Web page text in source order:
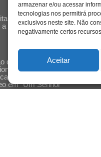
armazenar e/ou acessar
tecnologias nos permitirá
exclusivos neste site. Não
negativamente certos
Aceitar
a presença
a desconexão e o
do trabalho e o
uma análise
em “Um Senhor